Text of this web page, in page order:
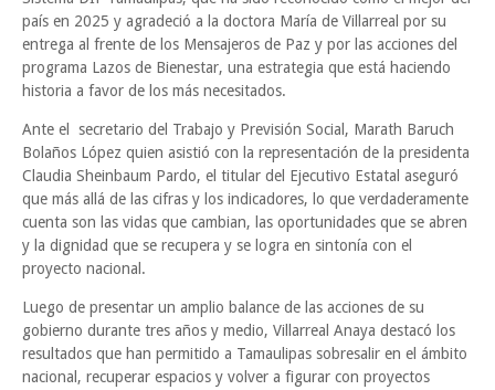
país en 2025 y agradeció a la doctora María de Villarreal por su
entrega al frente de los Mensajeros de Paz y por las acciones del
programa Lazos de Bienestar, una estrategia que está haciendo
historia a favor de los más necesitados.
Ante el secretario del Trabajo y Previsión Social, Marath Baruch
Bolaños López quien asistió con la representación de la presidenta
Claudia Sheinbaum Pardo, el titular del Ejecutivo Estatal aseguró
que más allá de las cifras y los indicadores, lo que verdaderamente
cuenta son las vidas que cambian, las oportunidades que se abren
y la dignidad que se recupera y se logra en sintonía con el
proyecto nacional.
Luego de presentar un amplio balance de las acciones de su
gobierno durante tres años y medio, Villarreal Anaya destacó los
resultados que han permitido a Tamaulipas sobresalir en el ámbito
nacional, recuperar espacios y volver a figurar con proyectos